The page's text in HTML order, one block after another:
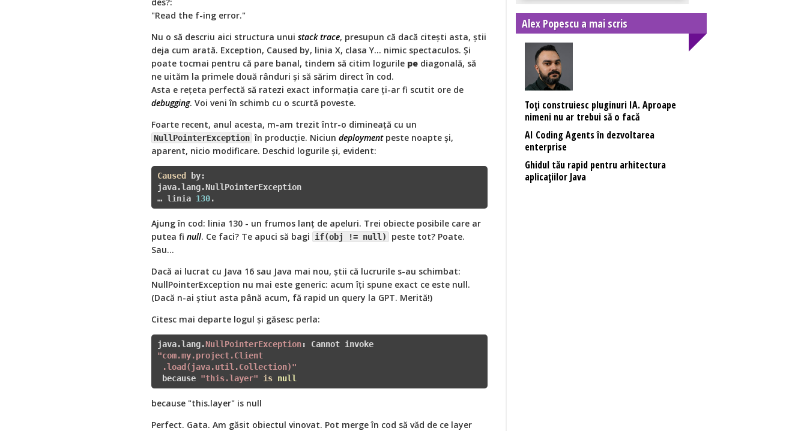
"Read the f-ing error."
Nu o să descriu aici structura unui stack trace, presupun că dacă citești asta, știi
deja cum arată. Exception, Caused by, linia X, clasa Y... nimic spectaculos. Și
poate tocmai pentru că pare banal, tindem să citim logurile pe diagonală, să
ne uităm la primele două rânduri și să sărim direct în cod.
Asta e rețeta perfectă să ratezi exact informația care ți-ar fi scutit ore de
debugging. Voi veni în schimb cu o scurtă poveste.
Foarte recent, anul acesta, m-am trezit într-o dimineață cu un
NullPointerException în producție. Niciun deploymentpeste noapte și,
aparent, nicio modificare. Deschid logurile și, evident:
Caused by:
java.lang.NullPointerException
… linia 130.
Ajung în cod: linia 130 - un frumos lanț de apeluri. Trei obiecte posibile care ar
putea fi null. Ce faci? Te apuci să bagi if(obj != null)
peste tot? Poate.
Sau...
Dacă ai lucrat cu Java 16 sau Java mai nou, știi că lucrurile s-au schimbat:
NullPointerException nu mai este generic: acum îți spune exact ce este null.
(Dacă n-ai știut asta până acum, fă rapid un query la GPT. Merită!)
Citesc mai departe logul și găsesc perla:
java.lang.NullPointerException
"com.my.project.Client
.load(java.util.Collection)"
because "this.layer" is null
because "this.layer" is null
Perfect. Gata. Am găsit obiectul vinovat. Pot merge în cod să văd de ce layer
Alex Popescu a mai scris
Toți construiesc pluginuri IA. Aproape
nimeni nu ar trebui să o facă
AI Coding Agents în dezvoltarea
enterprise
Ghidul tău rapid pentru arhitectura
aplicațiilor Java